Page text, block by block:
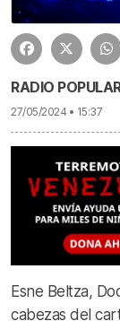
RADIO
27/05/2024 • 15:37
Esne Beltza,
cabezas del